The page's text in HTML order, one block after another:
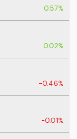
0.57%
0.02%
-0.46%
-0.01%